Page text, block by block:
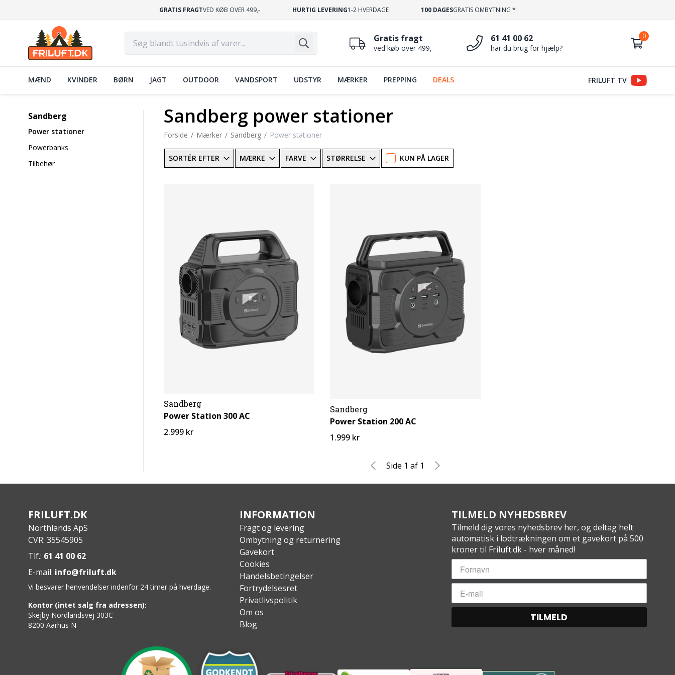
GRATIS FRAGTVED KØB OVER 499,- HURTIG LEVERING1-2 HVERDAGE 100 DAGESGRATIS OMBYTNING *
Gratis fragt
ved køb over 499,-
61 41 00 62
har du brug for hjælp?
MÆND KVINDER BØRN JAGT OUTDOOR VANDSPORT UDSTYR MÆRKER PREPPING DEALS FRILUFT TV
Sandberg
Power stationer
Powerbanks
Tilbehør
Forside Mærker Sandberg Power stationer
Sandberg power stationer
SORTÉR EFTER MÆRKE FARVE STØRRELSE KUN PÅ LAGER
Sandberg
Power Station 300 AC
2.999 kr
Sandberg
Power Station 200 AC
1.999 kr
Side 1 af 1
FRILUFT.DK
Northlands ApS
CVR: 35545905
Tlf.: 61 41 00 62
E-mail: info@friluft.dk
Vi besvarer henvendelser indenfor 24 timer på hverdage.
Kontor (intet salg fra adressen):
Skejby Nordlandsvej 303C
8200 Aarhus N
INFORMATION
Fragt og levering
Ombytning og returnering
Gavekort
Cookies
Handelsbetingelser
Fortrydelsesret
Privatlivspolitik
Om os
Blog
TILMELD NYHEDSBREV
Tilmeld dig vores nyhedsbrev her, og deltag helt
automatisk i lodtrækningen om et gavekort på 500
kroner til Friluft.dk - hver måned!
TILMELD